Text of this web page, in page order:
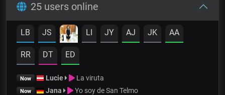
25 users online
LB JS LI JY AJ JK AA
RR DT ED
Now Lucie La viruta
Now Jana Yo soy de San Telmo